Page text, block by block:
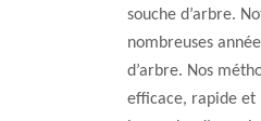
souche d’arbre.
nombreuses
d’arbre. Nos
efficace, rapide et